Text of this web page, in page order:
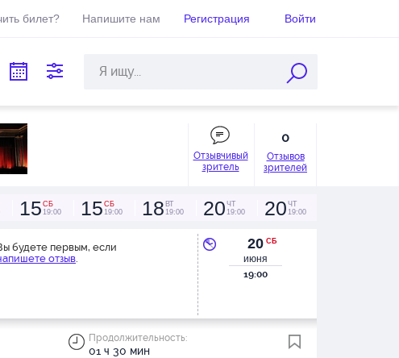
билет? Напишите нам Регистрация Войти
Отзывчивый
зритель
0
Отзывов
зрителей
15 СБ
19:00
15 СБ
19:00
18 ВТ
19:00
20 ЧТ
19:00
20 ЧТ
19:00
будете первым, если
отзыв.
20 СБ
июня
19:00
Продолжительность:
01 ч 30 мин